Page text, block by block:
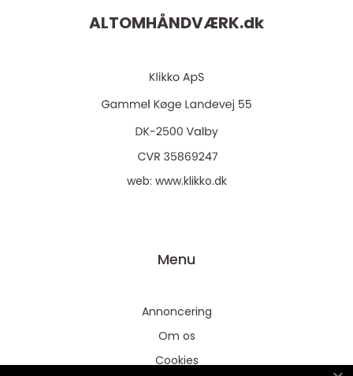
ALTOMHÅNDVÆRK.dk
web: www.klikko.dk
Menu
Annoncering
Om os
Cookies